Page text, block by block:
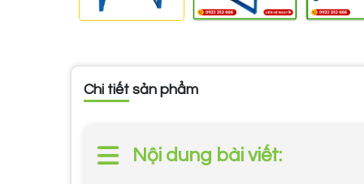
Chi tiết sản phẩm
Nội dung bài viết: